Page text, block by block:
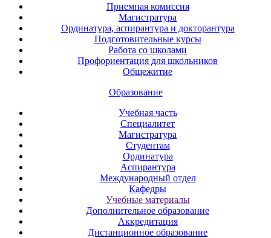
Приемная комиссия
Магистратура
Ординатура, аспирантура и докторантура
Подготовительные курсы
Работа со школами
Профориентация для школьников
Общежитие
Образование
Учебная часть
Специалитет
Магистратура
Студентам
Ординатура
Аспирантура
Международный отдел
Кафедры
Учебные материалы
Дополнительное образование
Аккредитация
Дистанционное образование